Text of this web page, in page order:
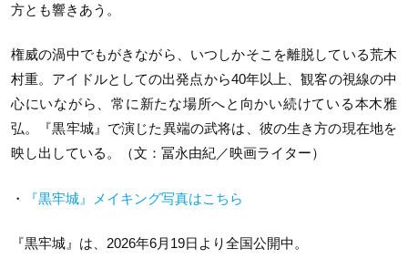
方とも響きあう。
権威の渦中でもがきながら、いつしかそこを離脱している荒木
村重。アイドルとしての出発点から40年以上、観客の視線の中
心にいながら、常に新たな場所へと向かい続けている本木雅
弘。『黒牢城』で演じた異端の武将は、彼の生き方の現在地を
映し出している。（文：冨永由紀／映画ライター）
・ 『黒牢城』メイキング写真はこちら
『黒牢城』は、2026年6月19日より全国公開中。